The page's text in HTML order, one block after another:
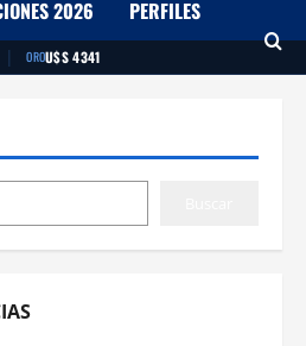
2026 PERFILES
| OROU$S 4341